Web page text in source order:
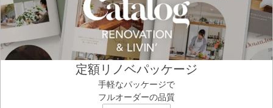
定額リノベパッケージ
手軽なパッケージで
フルオーダーの品質